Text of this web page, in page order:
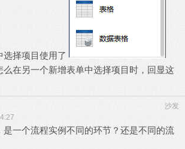
选择项目使用了
么在另一个新增表单中选择项目时，回显这
沙发
是一个流程实例不同的环节？还是不同的流